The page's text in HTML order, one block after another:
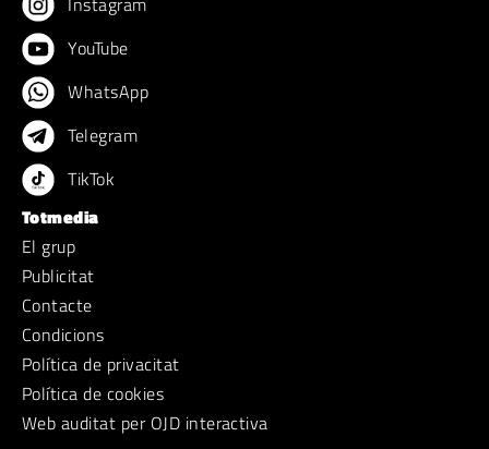
YouTube
WhatsApp
Telegram
TikTok
Totmedia
El grup
Publicitat
Contacte
Condicions
Política de privacitat
Política de cookies
Web auditat per OJD interactiva